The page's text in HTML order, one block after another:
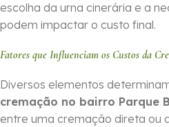
escolha da urna cinerária e a
podem impactar o custo final.
Fatores que Influenciam os Custos da
Diversos elementos
cremação no bairro Parque
entre uma cremação direta ou